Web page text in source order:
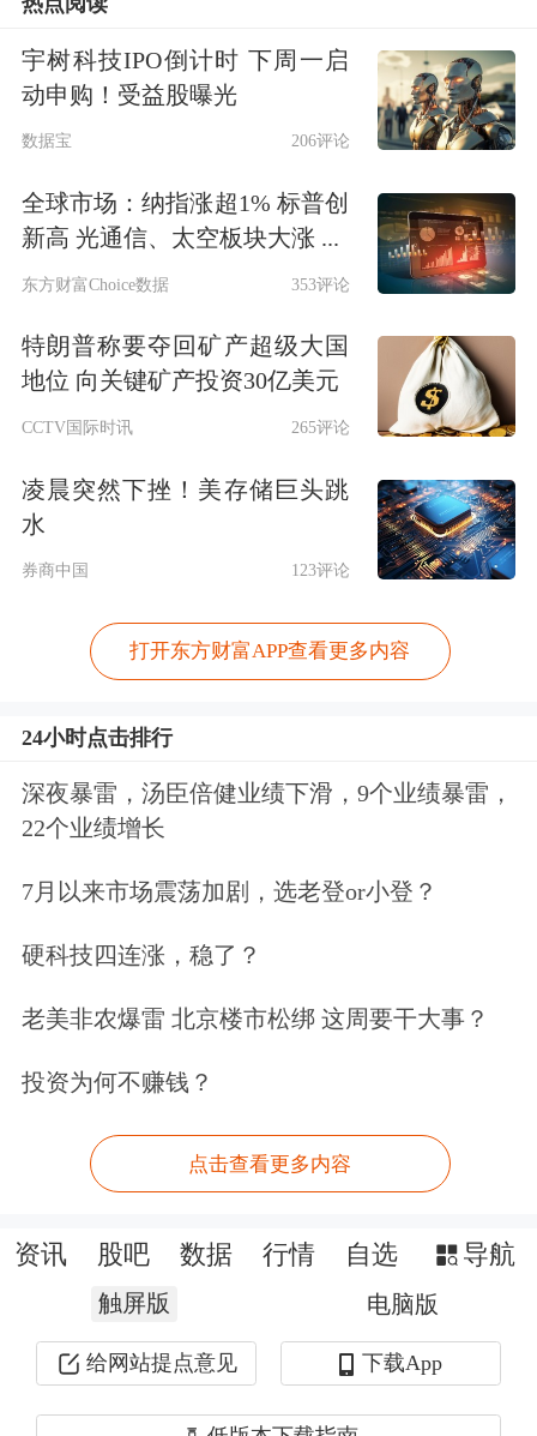
宇树科技IPO倒计时 下周一启
动申购！受益股曝光
数据宝 206评论
全球市场：纳指涨超1% 标普创
新高 光通信、太空板块大涨 ...
东方财富Choice数据 353评论
特朗普称要夺回矿产超级大国
地位 向关键矿产投资30亿美元
CCTV国际时讯 265评论
凌晨突然下挫！美存储巨头跳
水
券商中国 123评论
打开东方财富APP查看更多内容
24小时点击排行
深夜暴雷，汤臣倍健业绩下滑，9个业绩暴雷，
22个业绩增长
7月以来市场震荡加剧，选老登or小登？
硬科技四连涨，稳了？
老美非农爆雷 北京楼市松绑 这周要干大事？
投资为何不赚钱？
点击查看更多内容
资讯 股吧 数据 行情 自选 导航
触屏版 电脑版
给网站提点意见 下载App